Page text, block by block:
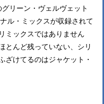
リーン・ヴェルヴェット
ル・ミックスが収録されて
ミックスではありません
とんど残っていない、シリ
ざけてるのはジャケット・